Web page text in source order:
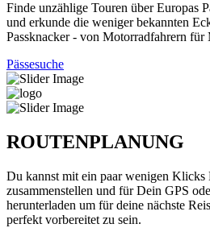
Finde unzählige Touren über Europas
und erkunde die weniger bekannten
Passknacker - von Motorradfahrern für
Pässesuche
ROUTENPLANUNG
Du kannst mit ein paar wenigen Klicks
zusammenstellen und für Dein GPS
herunterladen um für deine nächste
perfekt vorbereitet zu sein.